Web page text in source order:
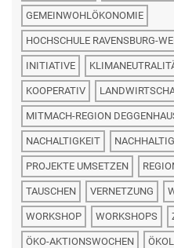
GEMEINWOHLÖKONOMIE
HOCHSCHULE RAVENSBURG-
INITIATIVE
KOOPERATIV
MITMACH-REGION
NACHALTIGKEIT
PROJEKTE UMSETZEN
TAUSCHEN VERNETZUNG
WORKSHOP WORKSHOPS
ÖKO-AKTIONSWOCHEN